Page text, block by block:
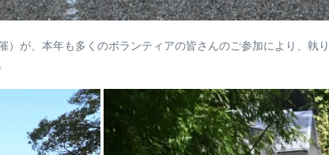
が、本年も多くのボランティアの皆さんのご参加により、執